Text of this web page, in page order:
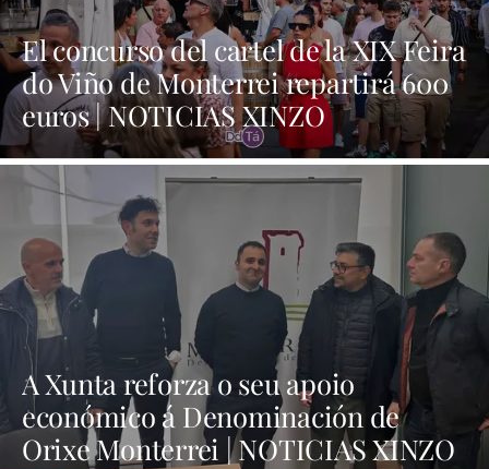
El concurso del cartel de la XIX Feira
do Viño de Monterrei repartirá 600
euros | NOTICIAS XINZO
A Xunta reforza o seu apoio
económico á Denominación de
Orixe Monterrei | NOTICIAS XINZO